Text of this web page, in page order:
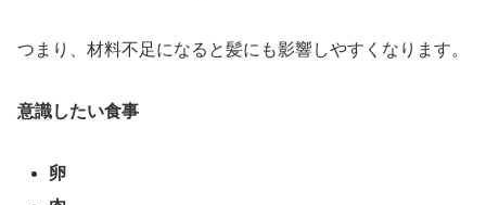
つまり、材料不足になると髪にも影響しやすくなります。
意識したい食事
卵